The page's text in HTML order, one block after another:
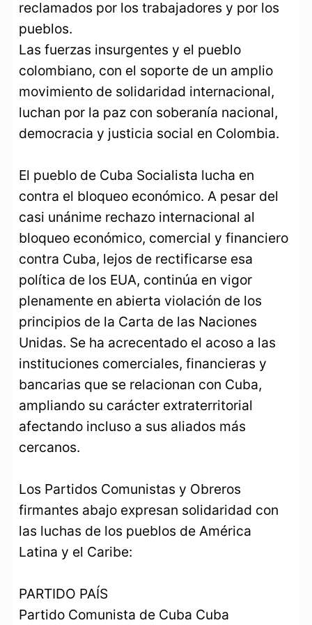
reclamados por los trabajadores y por los
pueblos.
Las fuerzas insurgentes y el pueblo
colombiano, con el soporte de un amplio
movimiento de solidaridad internacional,
luchan por la paz con soberanía nacional,
democracia y justicia social en Colombia.
El pueblo de Cuba Socialista lucha en
contra el bloqueo económico. A pesar del
casi unánime rechazo internacional al
bloqueo económico, comercial y financiero
contra Cuba, lejos de rectificarse esa
política de los EUA, continúa en vigor
plenamente en abierta violación de los
principios de la Carta de las Naciones
Unidas. Se ha acrecentado el acoso a las
instituciones comerciales, financieras y
bancarias que se relacionan con Cuba,
ampliando su carácter extraterritorial
afectando incluso a sus aliados más
cercanos.
Los Partidos Comunistas y Obreros
firmantes abajo expresan solidaridad con
las luchas de los pueblos de América
Latina y el Caribe:
PARTIDO PAÍS
Partido Comunista de Cuba Cuba